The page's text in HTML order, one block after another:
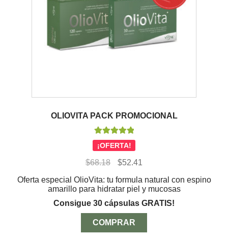
OLIOVITA PACK PROMOCIONAL
Valorado con
5.00de 5
¡OFERTA!
$68.18
El
original
era:
$68.18.
$52.41
actual
es:
$52.41.
Oferta especial OlioVita: tu formula natural con espino
amarillo para hidratar piel y mucosas
Consigue 30 cápsulas GRATIS!
COMPRAR